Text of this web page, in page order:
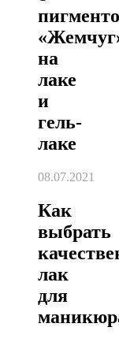
на
лаке
и
гель-
лаке
08.07.2021
Как
выбрать
лак
для